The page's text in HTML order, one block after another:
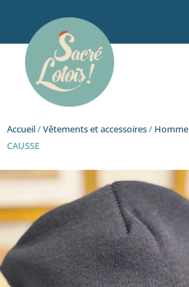
contenu
Accueil/Vêtements et accessoires/ Homme
CAUSSE